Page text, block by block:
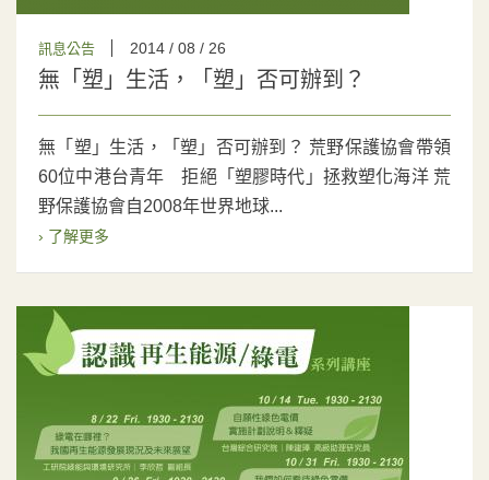
訊息公告 2014 / 08 / 26
無「塑」生活，「塑」否可辦到？
無「塑」生活，「塑」否可辦到？ 荒野保護協會帶領
60位中港台青年 拒絕「塑膠時代」拯救塑化海洋 荒
野保護協會自2008年世界地球...
› 了解更多